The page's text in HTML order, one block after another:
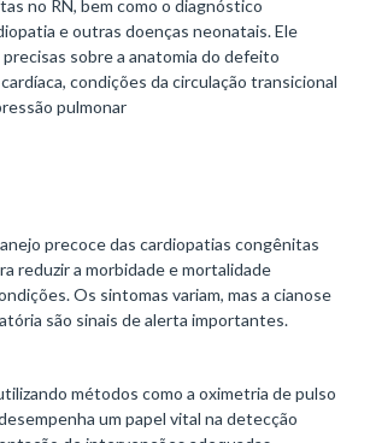
no RN, bem como o diagnóstico
e outras doenças neonatais. Ele
sobre a anatomia do defeito
condições da circulação transicional
pulmonar
precoce das cardiopatias congênitas
reduzir a morbidade e mortalidade
Os sintomas variam, mas a cianose
são sinais de alerta importantes.
métodos como a oximetria de pulso
um papel vital na detecção